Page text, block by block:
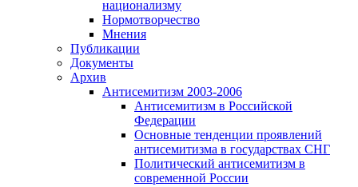
национализму
Нормотворчество
Мнения
Публикации
Документы
Архив
Антисемитизм 2003-2006
Антисемитизм в Российской
Федерации
Основные тенденции проявлений
антисемитизма в государствах СНГ
Политический антисемитизм в
современной России